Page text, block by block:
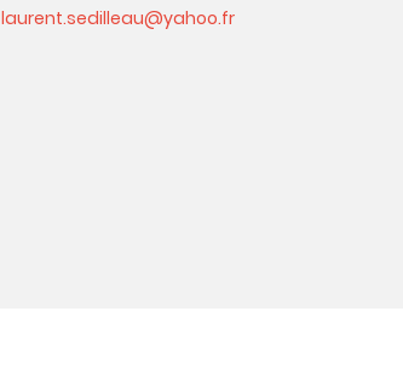
laurent.sedilleau@yahoo.fr